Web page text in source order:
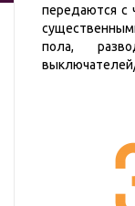
передаются с
пола,